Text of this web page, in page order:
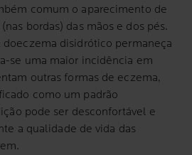
comum o aparecimento de
(nas bordas) das mãos e dos pés.
doeczema disidrótico permaneça
se uma maior incidência em
outras formas de eczema,
como um padrão
pode ser desconfortável e
a qualidade de vida das